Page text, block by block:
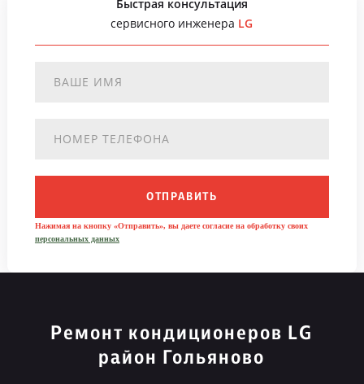
Быстрая консультация
сервисного инженера LG
ОТПРАВИТЬ
Нажимая на кнопку «Отправить», вы даете согласие на обработку своих
персональных данных
Ремонт кондиционеров LG
район Гольяново